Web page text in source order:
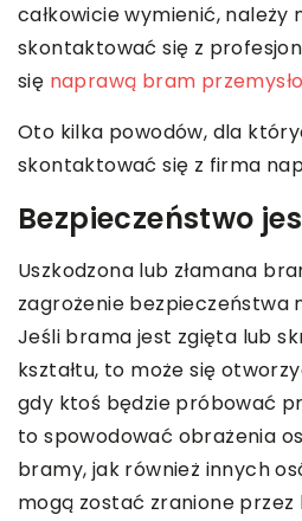
całkowicie wymienić, należy
skontaktować się z
się naprawą bram
Oto kilka powodów, dla
skontaktować się z firma
Bezpieczeństwo
Uszkodzona lub złamana
zagrożenie bezpieczeństwa
Jeśli brama jest zgięta lub
kształtu, to może się
gdy ktoś będzie próbować
to spowodować obrażenia
bramy, jak również innych
mogą zostać zranione przez